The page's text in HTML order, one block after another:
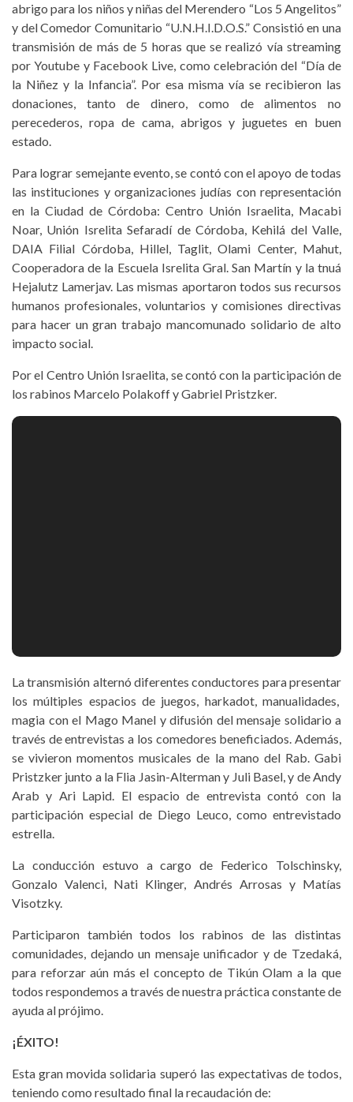
abrigo para los niños y niñas del Merendero “Los 5 Angelitos”
y del Comedor Comunitario “U.N.H.I.D.O.S.” Consistió en una
transmisión de más de 5 horas que se realizó vía streaming
por Youtube y Facebook Live, como celebración del “Día de
la Niñez y la Infancia”. Por esa misma vía se recibieron las
donaciones, tanto de dinero, como de alimentos no
perecederos, ropa de cama, abrigos y juguetes en buen
estado.
Para lograr semejante evento, se contó con el apoyo de todas
las instituciones y organizaciones judías con representación
en la Ciudad de Córdoba: Centro Unión Israelita, Macabi
Noar, Unión Isrelita Sefaradí de Córdoba, Kehilá del Valle,
DAIA Filial Córdoba, Hillel, Taglit, Olami Center, Mahut,
Cooperadora de la Escuela Isrelita Gral. San Martín y la tnuá
Hejalutz Lamerjav. Las mismas aportaron todos sus recursos
humanos profesionales, voluntarios y comisiones directivas
para hacer un gran trabajo mancomunado solidario de alto
impacto social.
Por el Centro Unión Israelita, se contó con la participación de
los rabinos Marcelo Polakoff y Gabriel Pristzker.
La transmisión alternó diferentes conductores para presentar
los múltiples espacios de juegos, harkadot, manualidades,
magia con el Mago Manel y difusión del mensaje solidario a
través de entrevistas a los comedores beneficiados. Además,
se vivieron momentos musicales de la mano del Rab. Gabi
Pristzker junto a la Flia Jasin-Alterman y Juli Basel, y de Andy
Arab y Ari Lapid. El espacio de entrevista contó con la
participación especial de Diego Leuco, como entrevistado
estrella.
La conducción estuvo a cargo de Federico Tolschinsky,
Gonzalo Valenci, Nati Klinger, Andrés Arrosas y Matías
Visotzky.
Participaron también todos los rabinos de las distintas
comunidades, dejando un mensaje unificador y de Tzedaká,
para reforzar aún más el concepto de Tikún Olam a la que
todos respondemos a través de nuestra práctica constante de
ayuda al prójimo.
¡ÉXITO!
Esta gran movida solidaria superó las expectativas de todos,
teniendo como resultado final la recaudación de: